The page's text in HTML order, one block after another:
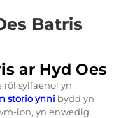
Batris
ar Hyd Oes
rôl sylfaenol yn
storio ynni bydd yn
ion, yn enwedig